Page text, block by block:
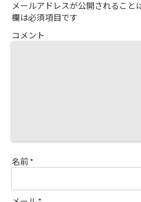
メールアドレスが公開されること
欄は必須項目です
コメント
名前*